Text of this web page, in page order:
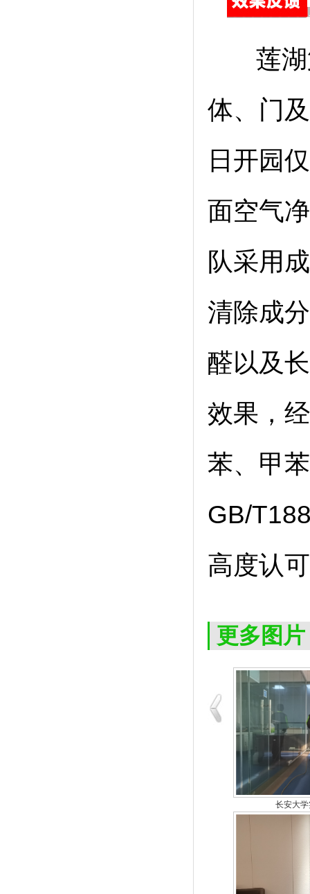
莲湖
体、门
日开园
面空气
队采用
清除成
醛以及
效果，
苯、甲
GB/
高度认
更多图片
长安大